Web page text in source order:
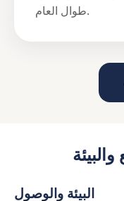
طوال العام.
البيئة والوصول